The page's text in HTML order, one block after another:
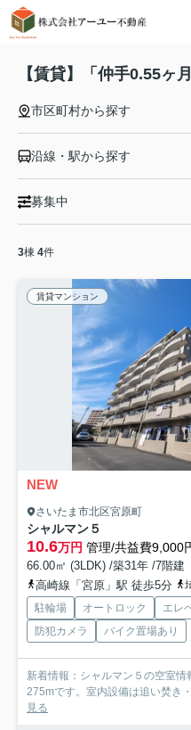
【賃貸】「仲手0.55ヶ
市区町村から探す
沿線・駅から探す
募集中
3棟 4件
賃貸マンション
NEW
さいたま市北区宮原町
シャルマン５
10.6万円 管理/共益費9,000
66.00㎡ (3LDK) /築31年 /7階建
高崎線「宮原」駅 徒歩5分
駐輪場 オートロック エレ
防犯カメラ
バイク置場あり
新着情報：シャルマン５の空室
275mです。室内設備は追い焚き
見る